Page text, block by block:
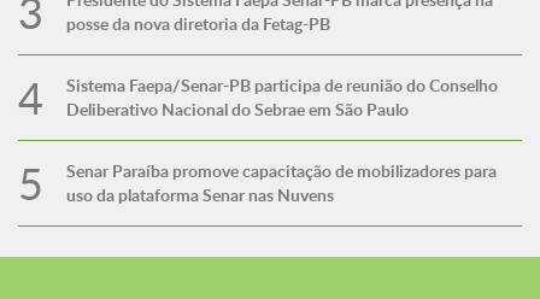
posse da nova diretoria da Fetag-PB
Sistema Faepa/Senar-PB participa de reunião do Conselho
Deliberativo Nacional do Sebrae em São Paulo
Senar Paraíba promove capacitação de mobilizadores para
uso da plataforma Senar nas Nuvens